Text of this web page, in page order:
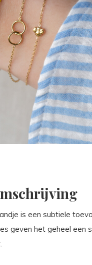
is een subtiele
geven het geheel een